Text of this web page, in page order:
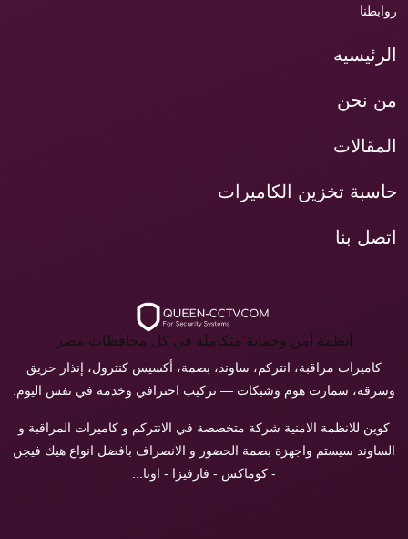
روابطنا
الرئيسيه
من نحن
المقالات
حاسبة تخزين الكاميرات
اتصل بنا
أنظمة أمن وحماية متكاملة في كل محافظات مصر
كاميرات مراقبة، انتركم، ساوند، بصمة، أكسيس كنترول، إنذار حريق
وسرقة، سمارت هوم وشبكات — تركيب احترافي وخدمة في نفس اليوم.
كوين للانظمة الامنية شركة متخصصة في الانتركم و كاميرات المراقبة و
الساوند سيستم واجهزة بصمة الحضور و الانصراف بافضل انواع هيك فيجن
- كوماكس - فارفيزا - اوتا...